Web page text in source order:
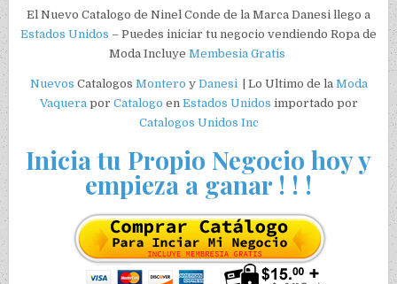
El Nuevo Catalogo de Ninel Conde de la Marca Danesi llego a
Estados Unidos – Puedes iniciar tu negocio vendiendo Ropa de
Moda Incluye Membesia Gratis
Nuevos Catalogos Montero y Danesi | Lo Ultimo de la Moda
Vaquerapor Catalogo en Estados Unidos importado por
Catalogos Unidos Inc
Inicia tu Propio Negocio hoy y
empieza a ganar ! ! !